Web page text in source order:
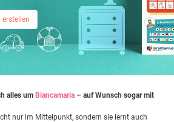
alles um Biancamaria – auf Wunsch sogar mit
nur im Mittelpunkt, sondern sie lernt auch